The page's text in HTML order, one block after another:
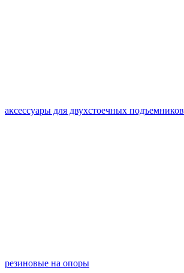
аксессуары для двухстоечных подъемников
резиновые на опоры